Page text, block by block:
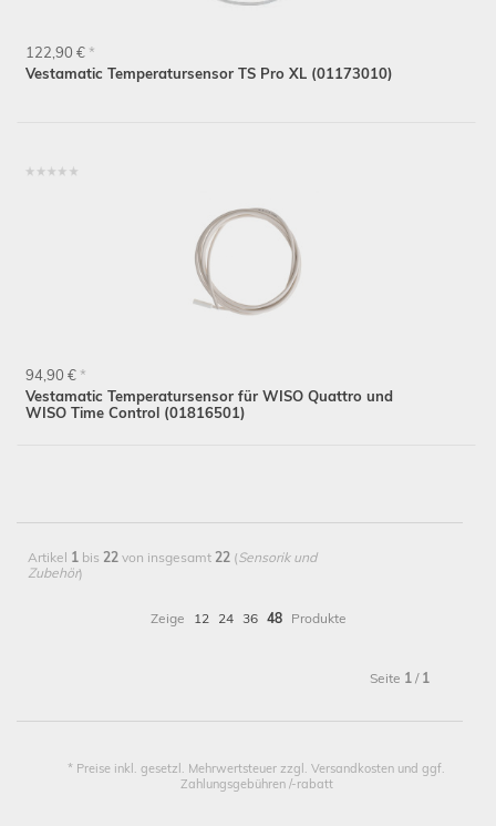
Vestamatic Temperatursensor TS Pro XL (01173010)
122,90 € *
Vestamatic Temperatursensor für WISO Quattro und
WISO Time Control (01816501)
94,90 € *
Artikel 1 bis 22 von insgesamt 22 (Sensorik und
Zubehör)
Zeige 12 24 36 48 Produkte
Seite 1 / 1
* Preise inkl. gesetzl. Mehrwertsteuer zzgl. Versandkosten und ggf.
Zahlungsgebühren /-rabatt